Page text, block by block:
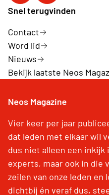
Snel terugvinden
Contact
Word lid
Nieuws
Bekijk laatste Neos
Neos Magazine
Vier keer per jaar
dat leden met elkaar wil
dus niet alleen een inkijk
experts, maar ook in die
zeilen van onze leden en
dichtbij én veraf dus,